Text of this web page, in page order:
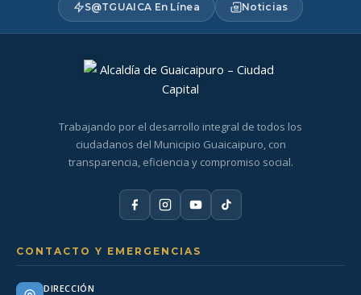
S@TGUAICA En Línea Noticias
Trabajando por el desarrollo integral de todos los
ciudadanos del Municipio Guaicaipuro, con
transparencia, eficiencia y compromiso social.
CONTACTO Y EMERGENCIAS
DIRECCIÓN